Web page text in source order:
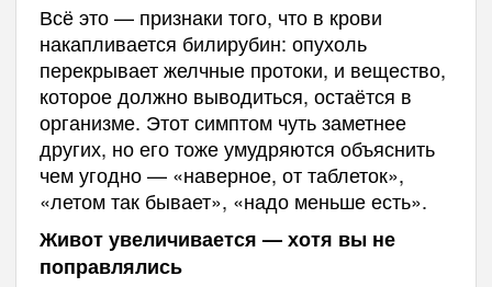
Всё это — признаки того, что в крови
накапливается билирубин: опухоль
перекрывает желчные протоки, и вещество,
которое должно выводиться, остаётся в
организме. Этот симптом чуть заметнее
других, но его тоже умудряются объяснить
чем угодно — «наверное, от таблеток»,
«летом так бывает», «надо меньше есть».
Живот увеличивается — хотя вы не
поправлялись